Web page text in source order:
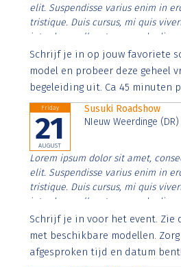
elit. Suspendisse varius enim in
tristique. Duis cursus, mi quis
interdum nulla, ut commodo
Aenean faucibus nibh et justo
imperdiet. Nunc ut sem vitae risus
Schrijf je in op jouw favoriete
model en probeer deze geheel
begeleiding uit. Ca 45 minuten
Friday
21
AUGUST
Susuki Roadshow
NIeuw Weerdinge (DR)
Lorem ipsum dolor sit amet,
elit. Suspendisse varius enim in
tristique. Duis cursus, mi quis
interdum nulla, ut commodo
Aenean faucibus nibh et justo
imperdiet. Nunc ut sem vitae risus
Schrijf je in voor het event. Zie
met beschikbare modellen.
afgesproken tijd en datum bent!